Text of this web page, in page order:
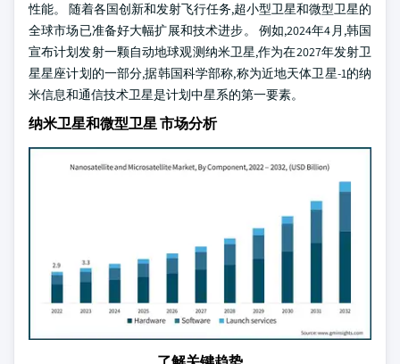
性能。 随着各国创新和发射飞行任务,超小型卫星和微型卫星的
全球市场已准备好大幅扩展和技术进步。 例如,2024年4月,韩国
宣布计划发射一颗自动地球观测纳米卫星,作为在2027年发射卫
星星座计划的一部分,据韩国科学部称,称为近地天体卫星-1的纳
米信息和通信技术卫星是计划中星系的第一要素。
纳米卫星和微型卫星 市场分析